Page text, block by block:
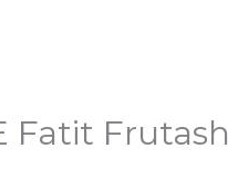
Fatit Frutash